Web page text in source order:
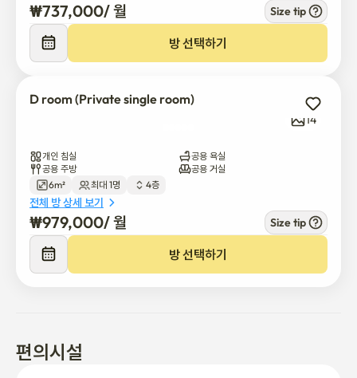
₩737,000/ 월 Size tip
방 선택하기
D room (Private single room)
14
개인 침실
공용 욕실
공용 주방
공용 거실
6m²
최대 1명 4층
전체 방 상세 보기
₩979,000/ 월 Size tip
방 선택하기
편의시설